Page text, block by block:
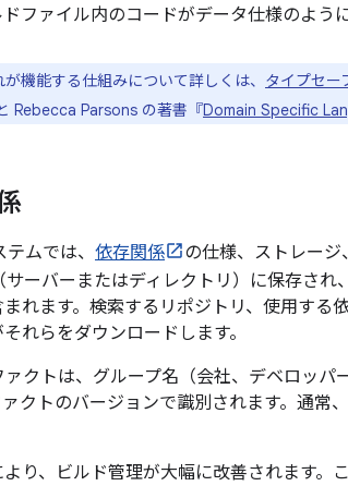
ファイル内のコードがデータ仕様のよう
機能する仕組みについて詳しくは、 タイプセー
Rebecca Parsons の著書『Domain Specific
ムでは、 依存関係
の仕様、ストレー
（サーバーまたはディレクトリ）に保存さ
れます。検索するリポジトリ、使用する
れらをダウンロードします。
ァクトは、グループ名（会社、デベロッ
クトのバージョンで識別されます。通常
り、ビルド管理が大幅に改善されます。